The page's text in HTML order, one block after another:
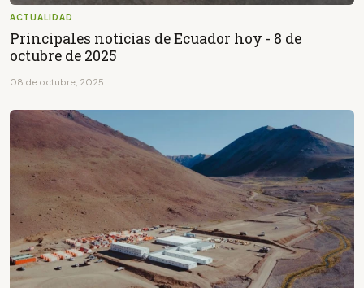
ACTUALIDAD
Principales noticias de Ecuador hoy - 8 de
octubre de 2025
08 de octubre, 2025